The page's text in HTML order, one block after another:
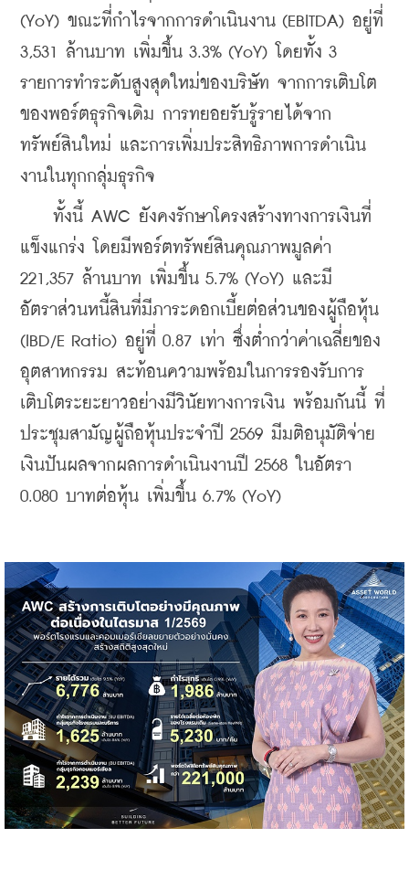
(YoY) ขณะที่กำไรจากการดำเนินงาน (EBITDA) อยู่ที่
3,531 ล้านบาท เพิ่มขึ้น 3.3% (YoY) โดยทั้ง 3
รายการทำระดับสูงสุดใหม่ของบริษัท จากการเติบโต
ของพอร์ตธุรกิจเดิม การทยอยรับรู้รายได้จาก
ทรัพย์สินใหม่ และการเพิ่มประสิทธิภาพการดำเนิน
งานในทุกกลุ่มธุรกิจ
ทั้งนี้ AWC ยังคงรักษาโครงสร้างทางการเงินที่
แข็งแกร่ง โดยมีพอร์ตทรัพย์สินคุณภาพมูลค่า
221,357 ล้านบาท เพิ่มขึ้น 5.7% (YoY) และมี
อัตราส่วนหนี้สินที่มีภาระดอกเบี้ยต่อส่วนของผู้ถือหุ้น
(IBD/E Ratio) อยู่ที่ 0.87 เท่า ซึ่งต่ำกว่าค่าเฉลี่ยของ
อุตสาหกรรม สะท้อนความพร้อมในการรองรับการ
เติบโตระยะยาวอย่างมีวินัยทางการเงิน พร้อมกันนี้ ที่
ประชุมสามัญผู้ถือหุ้นประจำปี 2569 มีมติอนุมัติจ่าย
เงินปันผลจากผลการดำเนินงานปี 2568 ในอัตรา
0.080 บาทต่อหุ้น เพิ่มขึ้น 6.7% (YoY)